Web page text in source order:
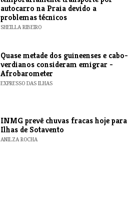
autocarro na Praia devido a
problemas técnicos
SHEILLA RIBEIRO
Quase metade dos guineenses e cabo-
verdianos consideram emigrar -
Afrobarometer
EXPRESSO DAS ILHAS
INMG prevê chuvas fracas hoje para
Ilhas de Sotavento
ANILZA ROCHA